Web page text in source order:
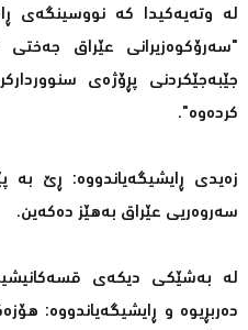
لە وتەیەكیدا كە نووسینگەی
"سەرۆكوەزیرانی عێراق
جێبەجێكردنی پڕۆژەی
كردەوە".
زەیدی ڕایشیگەیاندووە: ڕێ بە
سەروەریی عێراق بەهێز دەكەین.
لە بەشێكی دیكەی
دەربڕیوە و ڕایشیگەیاندووە: